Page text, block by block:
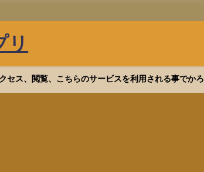
リ
ス、閲覧、こちらのサービスを利用される事でか